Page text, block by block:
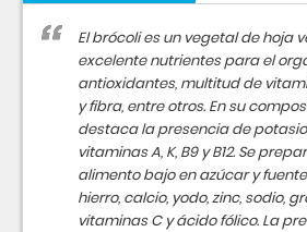
El brócoli es un vegetal de hoja
excelente nutrientes para el
antioxidantes, multitud de
y fibra, entre otros. En su
destaca la presencia de
vitaminas A, K, B9 y B12. Se
alimento bajo en azúcar y
hierro, calcio, yodo, zinc, sodio,
vitaminas C y ácido fólico. La